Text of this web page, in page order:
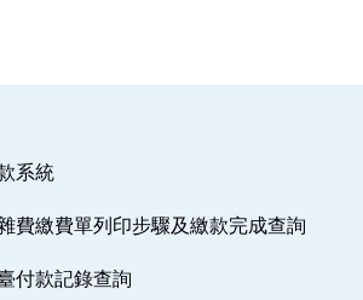
系統
費繳費單列印步驟及繳款完成查詢
付款記錄查詢